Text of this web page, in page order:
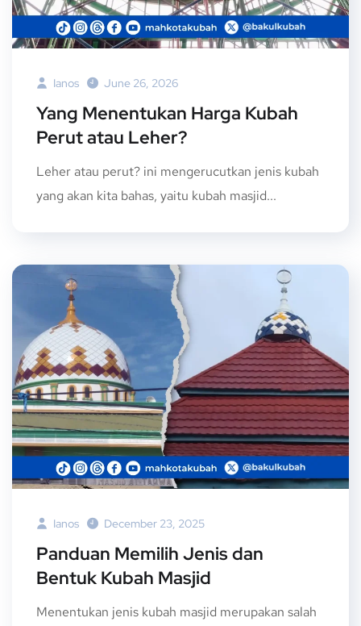
Ianos June 26, 2026
Yang Menentukan Harga Kubah
Perut atau Leher?
Leher atau perut? ini mengerucutkan jenis kubah
yang akan kita bahas, yaitu kubah masjid...
Ianos December 23, 2025
Panduan Memilih Jenis dan
Bentuk Kubah Masjid
Menentukan jenis kubah masjid merupakan salah